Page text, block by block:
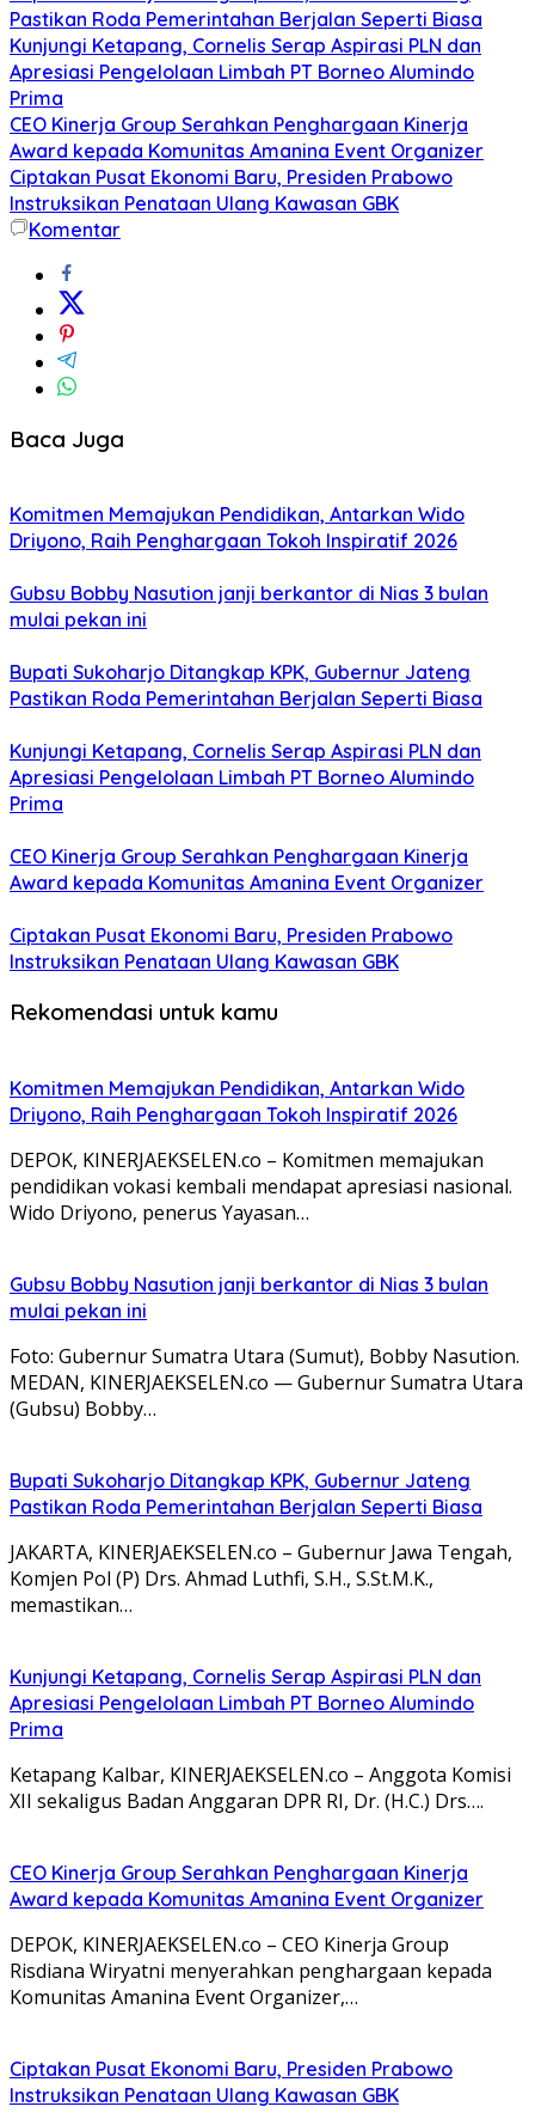
Pastikan Roda Pemerintahan Berjalan Seperti Biasa
Kunjungi Ketapang, Cornelis Serap Aspirasi PLN dan
Apresiasi Pengelolaan Limbah PT Borneo Alumindo
Prima
CEO Kinerja Group Serahkan Penghargaan Kinerja
Award kepada Komunitas Amanina Event Organizer
Ciptakan Pusat Ekonomi Baru, Presiden Prabowo
Instruksikan Penataan Ulang Kawasan GBK
Komentar
Baca Juga
Komitmen Memajukan Pendidikan, Antarkan Wido
Driyono, Raih Penghargaan Tokoh Inspiratif 2026
Gubsu Bobby Nasution janji berkantor di Nias 3 bulan
mulai pekan ini
Bupati Sukoharjo Ditangkap KPK, Gubernur Jateng
Pastikan Roda Pemerintahan Berjalan Seperti Biasa
Kunjungi Ketapang, Cornelis Serap Aspirasi PLN dan
Apresiasi Pengelolaan Limbah PT Borneo Alumindo
Prima
CEO Kinerja Group Serahkan Penghargaan Kinerja
Award kepada Komunitas Amanina Event Organizer
Ciptakan Pusat Ekonomi Baru, Presiden Prabowo
Instruksikan Penataan Ulang Kawasan GBK
Rekomendasi untuk kamu
Komitmen Memajukan Pendidikan, Antarkan Wido
Driyono, Raih Penghargaan Tokoh Inspiratif 2026
DEPOK, KINERJAEKSELEN.co – Komitmen memajukan
pendidikan vokasi kembali mendapat apresiasi nasional.
Wido Driyono, penerus Yayasan…
Gubsu Bobby Nasution janji berkantor di Nias 3 bulan
mulai pekan ini
Foto: Gubernur Sumatra Utara (Sumut), Bobby Nasution.
MEDAN, KINERJAEKSELEN.co — Gubernur Sumatra Utara
(Gubsu) Bobby…
Bupati Sukoharjo Ditangkap KPK, Gubernur Jateng
Pastikan Roda Pemerintahan Berjalan Seperti Biasa
JAKARTA, KINERJAEKSELEN.co – Gubernur Jawa Tengah,
Komjen Pol (P) Drs. Ahmad Luthfi, S.H., S.St.M.K.,
memastikan…
Kunjungi Ketapang, Cornelis Serap Aspirasi PLN dan
Apresiasi Pengelolaan Limbah PT Borneo Alumindo
Prima
Ketapang Kalbar, KINERJAEKSELEN.co – Anggota Komisi
XII sekaligus Badan Anggaran DPR RI, Dr. (H.C.) Drs….
CEO Kinerja Group Serahkan Penghargaan Kinerja
Award kepada Komunitas Amanina Event Organizer
DEPOK, KINERJAEKSELEN.co – CEO Kinerja Group
Risdiana Wiryatni menyerahkan penghargaan kepada
Komunitas Amanina Event Organizer,…
Ciptakan Pusat Ekonomi Baru, Presiden Prabowo
Instruksikan Penataan Ulang Kawasan GBK